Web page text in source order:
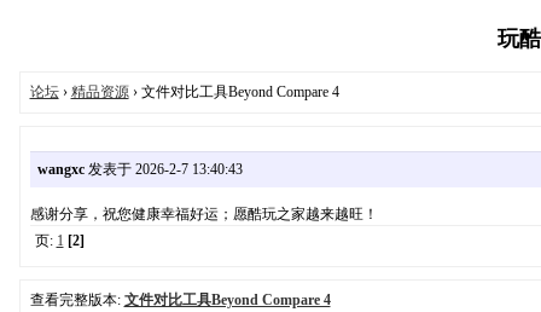
玩
论坛› 精品资源› 文件对比工具Beyond Compare 4
wangxc发表于 2026-2-7 13:40:43
感谢分享，祝您健康幸福好运；愿酷玩之家越来越旺！
页: 1 [2]
查看完整版本: 文件对比工具Beyond Compare 4